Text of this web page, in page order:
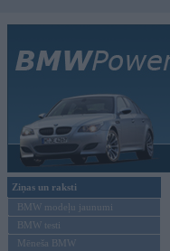
Ziņas un raksti
BMW modeļu jaunumi
BMW testi
Mēneša BMW